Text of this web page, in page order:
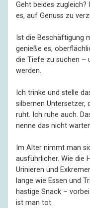
Geht beides
es, auf Genuss zu
Ist die Beschäftigung
genieße es,
die Tiefe zu suchen –
werden.
Ich trinke und stelle
silbernen Untersetzer,
ruht. Ich ruhe auch.
nenne das nicht
Im Alter nimmt man
ausführlicher. Wie die
Urinieren und
lange wie Essen und
hastige Snack –
ist man tot.